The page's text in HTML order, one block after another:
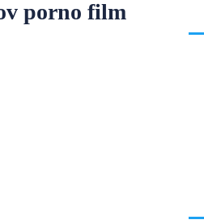
porno film